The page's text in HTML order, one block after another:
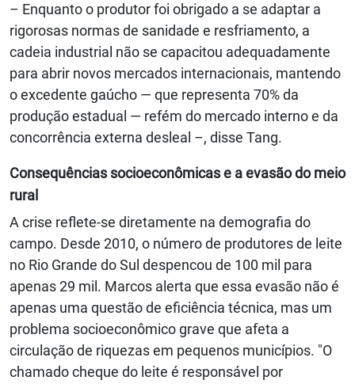
– Enquanto o produtor foi obrigado a se adaptar a
rigorosas normas de sanidade e resfriamento, a
cadeia industrial não se capacitou adequadamente
para abrir novos mercados internacionais, mantendo
o excedente gaúcho — que representa 70% da
produção estadual — refém do mercado interno e da
concorrência externa desleal –, disse Tang.
Consequências socioeconômicas e a evasão do meio
rural
A crise reflete-se diretamente na demografia do
campo. Desde 2010, o número de produtores de leite
no Rio Grande do Sul despencou de 100 mil para
apenas 29 mil. Marcos alerta que essa evasão não é
apenas uma questão de eficiência técnica, mas um
problema socioeconômico grave que afeta a
circulação de riquezas em pequenos municípios. "O
chamado cheque do leite é responsável por